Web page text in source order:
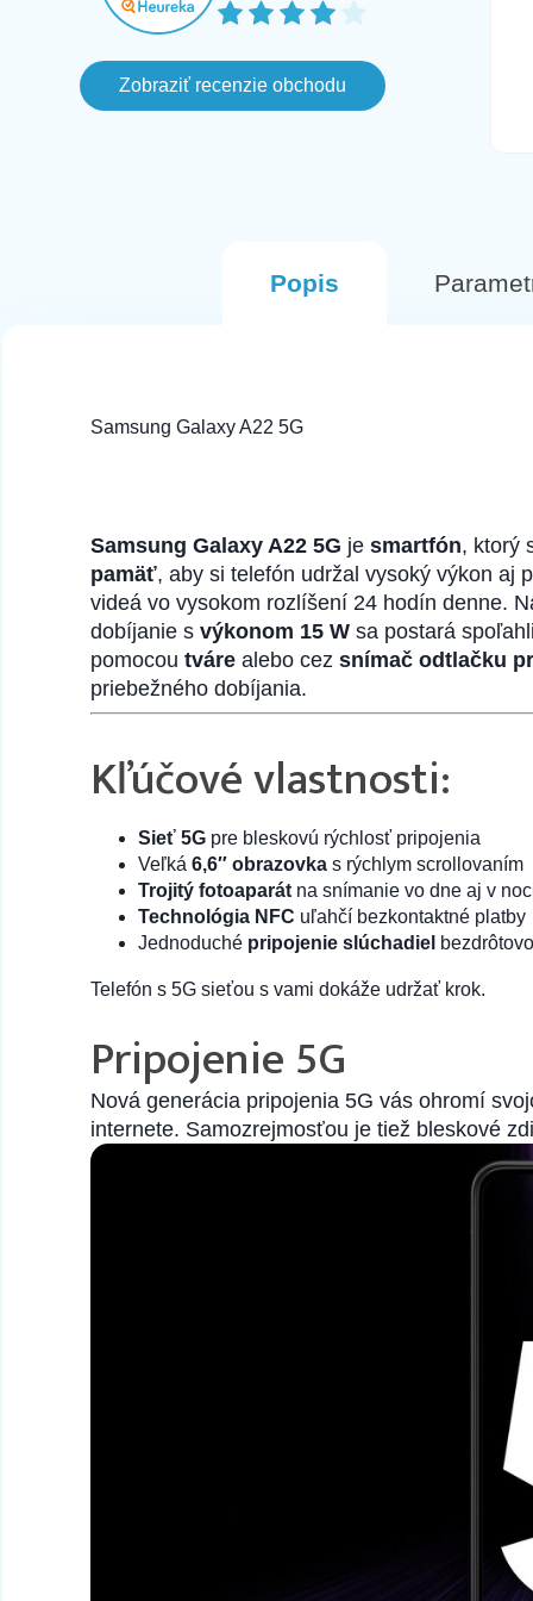
Zobraziť recenzie obchodu
farbe pri ktorom mi az po troch dnoch
vlastne ho nemaju na sklade aj ked
Popis
Samsung Galaxy A22 5G
Samsung Galaxy A22 5G jesmartfón, ktorý
pamäť, aby si telefón udržal vysoký výkon aj
videá vo vysokom rozlíšení 24 hodín denne.
dobíjanie svýkonom 15 W sa postará
pomocou tváre alebo cez snímač odtlačku
priebežného dobíjania.
Kľúčové vlastnosti:
Sieť 5G pre bleskovú rýchlosť pripojenia
Veľká6,6″ obrazovka s rýchlym scrollovaním
Trojitý fotoaparát na snímanie vo dne aj v
Technológia NFC uľahčí bezkontaktné platby
Jednoduché pripojenie slúchadiel
Telefón s 5G sieťou s vami dokáže udržať krok.
Pripojenie 5G
Nová generácia pripojenia 5G vás ohromí
internete. Samozrejmosťou je tiež bleskové